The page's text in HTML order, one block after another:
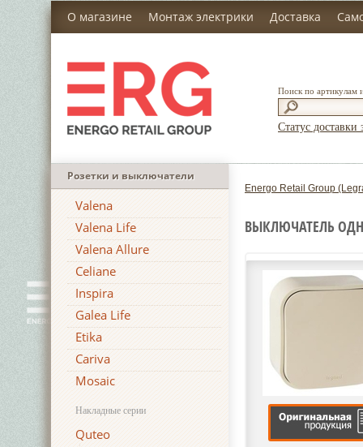
О магазине Монтаж электрики Доставка
Поиск по артикулам
Статус доставки
Розетки и выключатели
Valena
Valena Life
Valena Allure
Celiane
Inspira
Galea Life
Etika
Cariva
Mosaic
Накладные серии
Quteo
Energo Retail Group
ВЫКЛЮЧАТЕЛЬ